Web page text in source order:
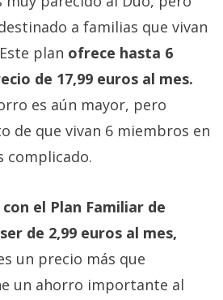
a familias que vivan
plan ofrece hasta 6
de 17,99 euros al mes.
es aún mayor, pero
de que vivan 6 miembros en
complicado.
el Plan Familiar de
de 2,99 euros al mes,
un precio más que
un ahorro importante al